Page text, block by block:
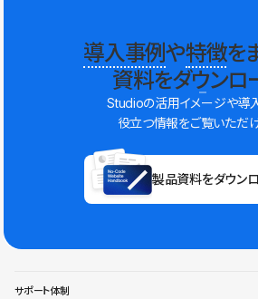
導入事例や特徴を
資料をダウンロ
Studioの活用イメージや導
役立つ情報をご覧いただけ
製品資料をダウン
サポート体制